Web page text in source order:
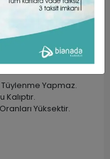
+ %25 Viscon)
Nefes Alabilen
Yapmaz.
Yüksektir.